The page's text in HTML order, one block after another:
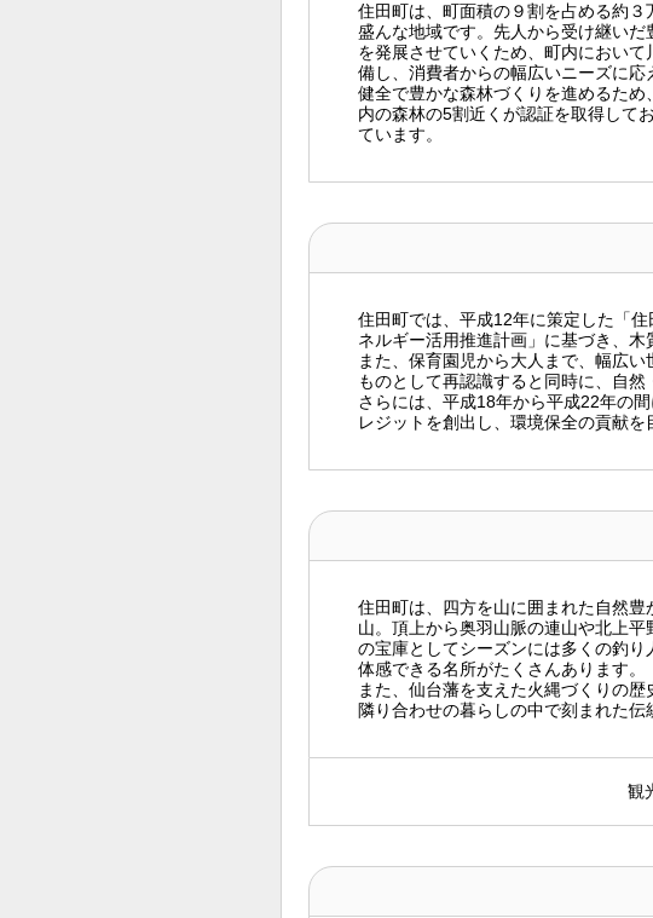
住田町は、町面積の９割を占める約
盛んな地域です。先人から受け継い
を発展させていくため、町内におい
備し、消費者からの幅広いニーズに応
健全で豊かな森林づくりを進めるた
内の森林の5割近くが認証を取得して
ています。
住田町では、平成12年に策定した「
ネルギー活用推進計画」に基づき、木
また、保育園児から大人まで、幅広
ものとして再認識すると同時に、自
さらには、平成18年から平成22年の
レジットを創出し、環境保全の貢献を
住田町は、四方を山に囲まれた自然
山。頂上から奥羽山脈の連山や北上
の宝庫としてシーズンには多くの釣
体感できる名所がたくさんあります。
また、仙台藩を支えた火縄づくりの
隣り合わせの暮らしの中で刻まれた伝
観